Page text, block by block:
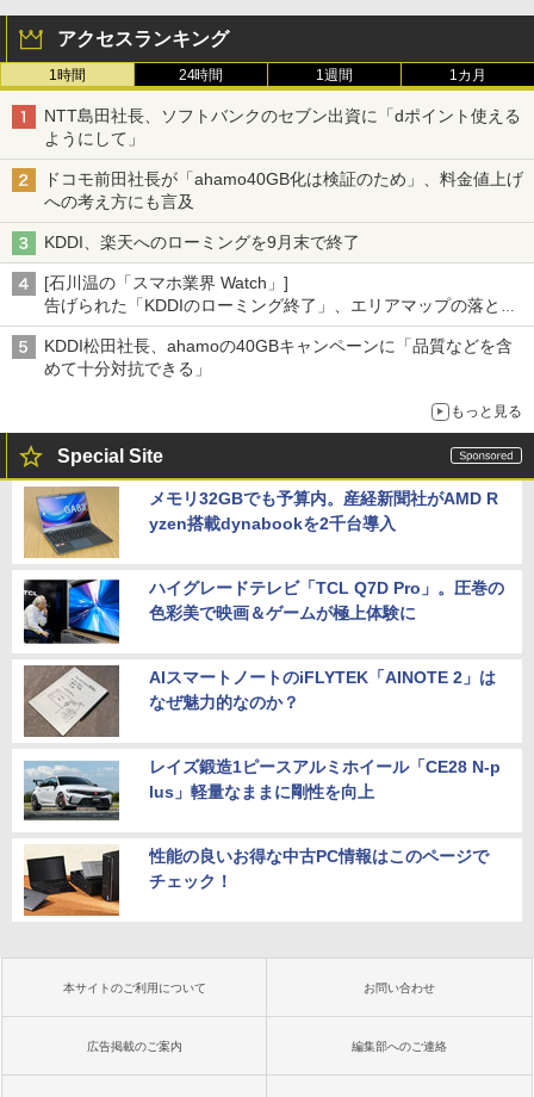
アクセスランキング
1時間 24時間 1週間 1カ月
NTT島田社長、ソフトバンクのセブン出資に「dポイント使える
ようにして」
ドコモ前田社長が「ahamo40GB化は検証のため」、料金値上げ
への考え方にも言及
KDDI、楽天へのローミングを9月末で終了
[石川温の「スマホ業界 Watch」]
告げられた「KDDIのローミング終了」、エリアマップの落とし
穴と楽天モバイルの課題
KDDI松田社長、ahamoの40GBキャンペーンに「品質などを含
めて十分対抗できる」
もっと見る
Special Site
メモリ32GBでも予算内。産経新聞社がAMD R
yzen搭載dynabookを2千台導入
ハイグレードテレビ「TCL Q7D Pro」。圧巻の
色彩美で映画＆ゲームが極上体験に
AIスマートノートのiFLYTEK「AINOTE 2」は
なぜ魅力的なのか？
レイズ鍛造1ピースアルミホイール「CE28 N-p
lus」軽量なままに剛性を向上
性能の良いお得な中古PC情報はこのページで
チェック！
本サイトのご利用について お問い合わせ
広告掲載のご案内 編集部へのご連絡